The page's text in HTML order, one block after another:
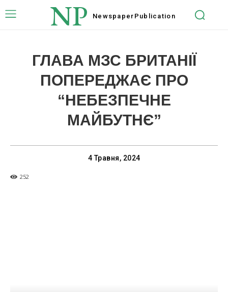
NP Newspaper Publication
ГЛАВА МЗС БРИТАНІЇ
ПОПЕРЕДЖАЄ ПРО
“НЕБЕЗПЕЧНЕ
МАЙБУТНЄ”
4 Травня, 2024
252